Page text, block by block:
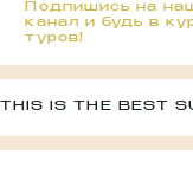
Подпишись на
канал и будь в
туров!
THIS IS THE BEST